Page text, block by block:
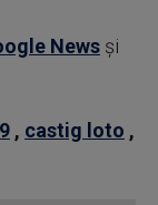
News şi
, castig loto ,